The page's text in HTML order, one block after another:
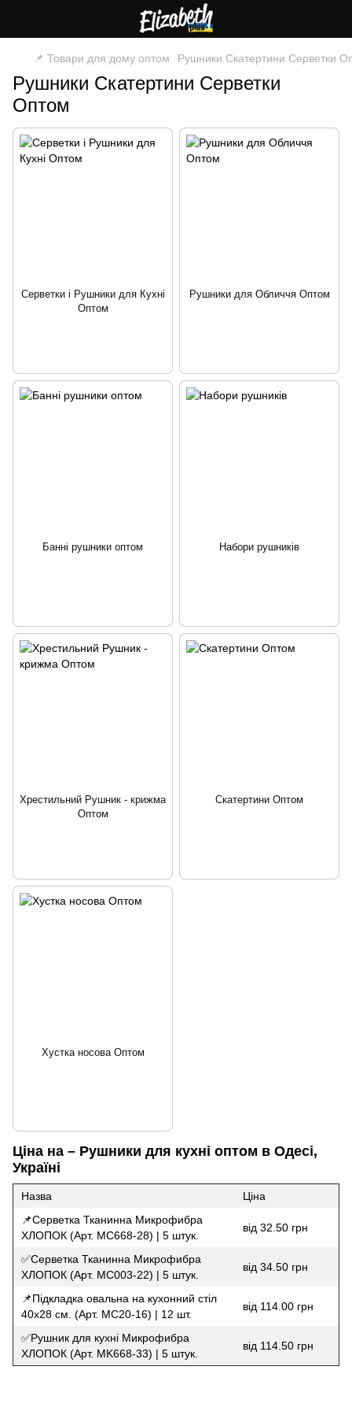
📌 Товари для дому оптом Рушники Скатертини Серветки
Рушники Скатертини Серветки
Оптом
Ціна на – Рушники для кухні оптом в Одесі,
Україні
Назва
Ціна
📌Серветка Тканинна Микрофибра
ХЛОПОК (Арт. MC668-28) | 5 штук.
від 32.50 грн
✅Серветка Тканинна Микрофибра
ХЛОПОК (Арт. MC003-22) | 5 штук.
від 34.50 грн
📌Підкладка овальна на кухонний стіл
40х28 см. (Арт. MC20-16) | 12 шт.
від 114.00 грн
✅Рушник для кухні Микрофибра
ХЛОПОК (Арт. MK668-33) | 5 штук.
від 114.50 грн
Серветки і Рушники для Кухні
Оптом
Рушники для Обличчя Оптом
Банні рушники оптом Набори рушників
Хрестильний Рушник - крижма
Оптом
Скатертини Оптом
Хустка носова Оптом